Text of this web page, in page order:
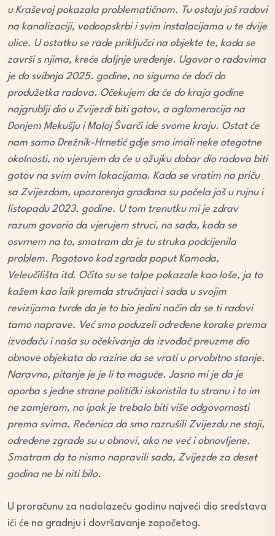
u Kraševoj pokazala problematičnom. Tu ostaju još radovi
na kanalizaciji, vodoopskrbi i svim instalacijama u te dvije
ulice. U ostatku se rade priključci na objekte te, kada se
završi s njima, kreće daljnje uređenje. Ugovor o radovima
je do svibnja 2025. godine, no sigurno će doći do
produžetka radova. Očekujem da će do kraja godine
najgrublji dio u Zvijezdi biti gotov, a aglomeracija na
Donjem Mekušju i Maloj Švarči ide svome kraju. Ostat će
nam samo Drežnik-Hrnetić gdje smo imali neke otegotne
okolnosti, no vjerujem da će u ožujku dobar dio radova biti
gotov na svim ovim lokacijama. Kada se vratim na priču
sa Zvijezdom, upozorenja građana su počela još u rujnu i
listopadu 2023. godine. U tom trenutku mi je zdrav
razum govorio da vjerujem struci, no sada, kada se
osvrnem na to, smatram da je tu struka podcijenila
problem. Pogotovo kod zgrada poput Kamoda,
Veleučilišta itd. Očito su se talpe pokazale kao loše, ja to
kažem kao laik premda stručnjaci i sada u svojim
revizijama tvrde da je to bio jedini način da se ti radovi
tamo naprave. Već smo poduzeli određene korake prema
izvođaču i naša su očekivanja da izvođač preuzme dio
obnove objekata do razine da se vrati u prvobitno stanje.
Naravno, pitanje je je li to moguće. Jasno mi je da je
oporba s jedne strane politički iskoristila tu stranu i to im
ne zamjeram, no ipak je trebalo biti više odgovornosti
prema svima. Rečenica da smo razrušili Zvijezdu ne stoji,
određene zgrade su u obnovi, ako ne već i obnovljene.
Smatram da to nismo napravili sada, Zvijezde za deset
godina ne bi niti bilo.
U proračunu za nadolazeću godinu najveći dio sredstava
ići će na gradnju i dovršavanje započetog.